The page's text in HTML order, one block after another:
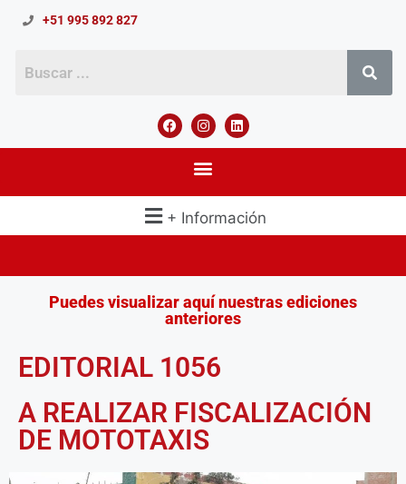
+51 995 892 827
+ Información
Puedes visualizar aquí nuestras ediciones
anteriores
EDITORIAL 1056
A REALIZAR FISCALIZACIÓN
DE MOTOTAXIS